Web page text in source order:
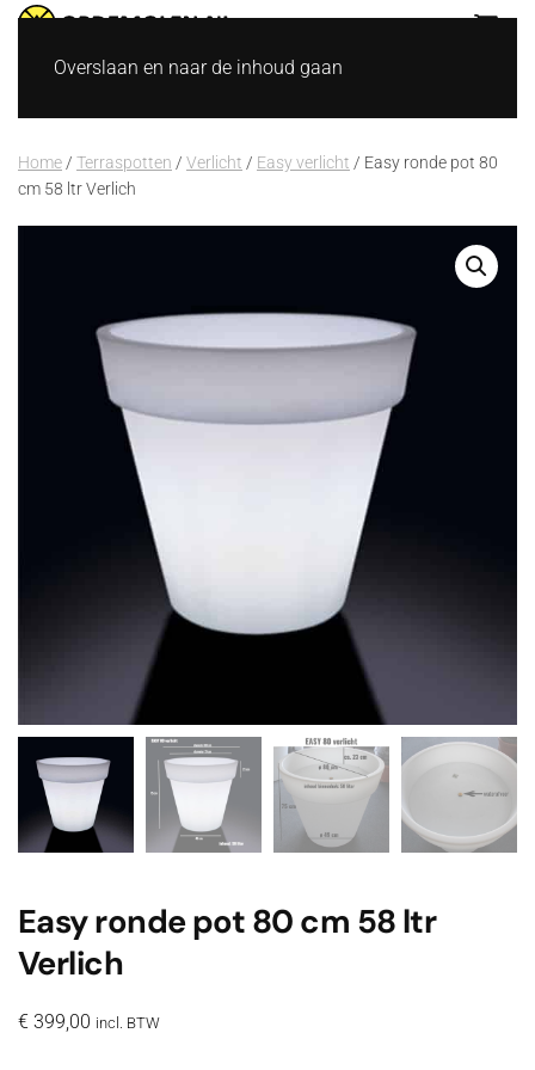
Overslaan en naar de inhoud gaan
Home / Terraspotten / Verlicht / Easy verlicht / Easy ronde pot 80
cm 58 ltr Verlich
Easy ronde pot 80 cm 58 ltr
Verlich
€ 399,00 incl. BTW